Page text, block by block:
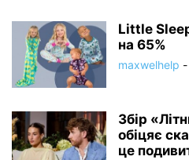
Little
на 65%
maxwelhelp -
Збір
обіцяє
це